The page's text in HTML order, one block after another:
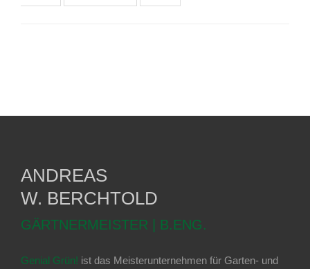
ANDREAS
W. BERCHTOLD
GÄRTNERMEISTER | B.ENG.
Genial Grün! ist das Meisterunternehmen für Garten- und